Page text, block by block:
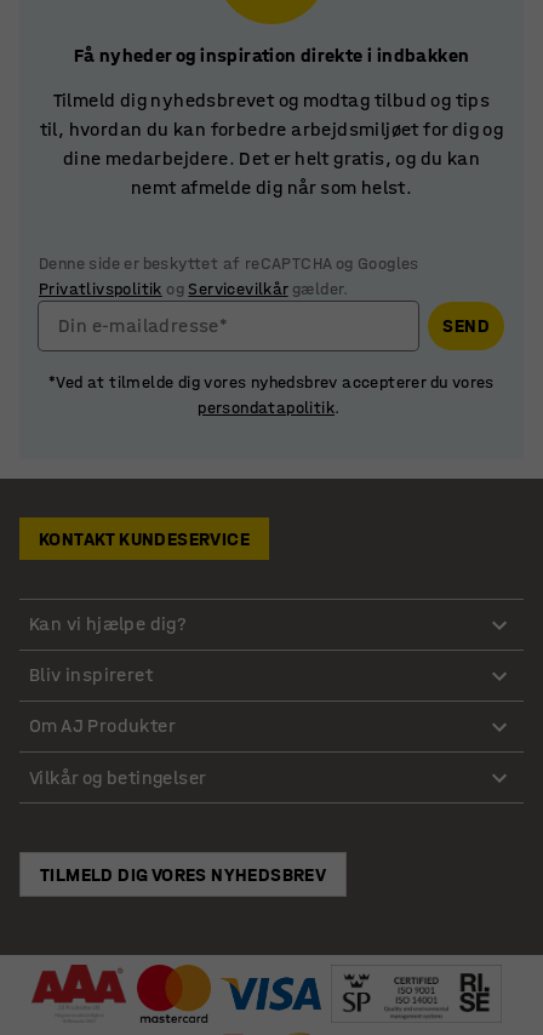
Få nyheder og inspiration direkte i indbakken
Tilmeld dig nyhedsbrevet og modtag tilbud og tips
til, hvordan du kan forbedre arbejdsmiljøet for dig og
dine medarbejdere. Det er helt gratis, og du kan
nemt afmelde dig når som helst.
Denne side er beskyttet af reCAPTCHA og Googles
Privatlivspolitik og Servicevilkårgælder.
Din e-mailadresse* SEND
*Ved at tilmelde dig vores nyhedsbrev accepterer du vores
persondatapolitik.
KONTAKT KUNDESERVICE
Kan vi hjælpe dig?
Bliv inspireret
Om AJ Produkter
Vilkår og betingelser
TILMELD DIG VORES NYHEDSBREV